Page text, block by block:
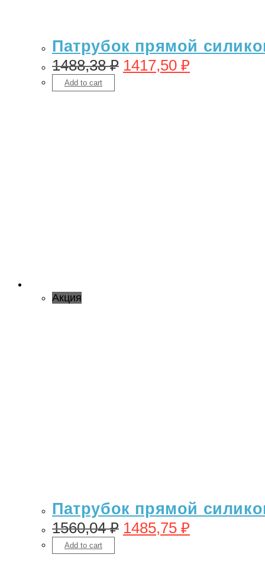
Патрубок прямой
1488,38₽ 1417,50 ₽
Add to cart
Акция
Патрубок прямой
1560,04₽ 1485,75 ₽
Add to cart